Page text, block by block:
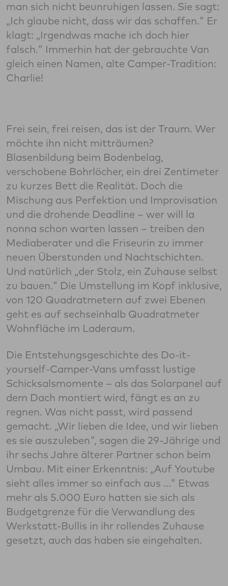
man sich nicht beunruhigen lassen. Sie sagt:
„Ich glaube nicht, dass wir das schaffen." Er
klagt: „Irgendwas mache ich doch hier
falsch." Immerhin hat der gebrauchte Van
gleich einen Namen, alte Camper-Tradition:
Charlie!
Frei sein, frei reisen, das ist der Traum. Wer
möchte ihn nicht mitträumen?
Blasenbildung beim Bodenbelag,
verschobene Bohrlöcher, ein drei Zentimeter
zu kurzes Bett die Realität. Doch die
Mischung aus Perfektion und Improvisation
und die drohende Deadline – wer will la
nonna schon warten lassen – treiben den
Mediaberater und die Friseurin zu immer
neuen Überstunden und Nachtschichten.
Und natürlich „der Stolz, ein Zuhause selbst
zu bauen." Die Umstellung im Kopf inklusive,
von 120 Quadratmetern auf zwei Ebenen
geht es auf sechseinhalb Quadratmeter
Wohnfläche im Laderaum.
Die Entstehungsgeschichte des Do-it-
yourself-Camper-Vans umfasst lustige
Schicksalsmomente – als das Solarpanel auf
dem Dach montiert wird, fängt es an zu
regnen. Was nicht passt, wird passend
gemacht. „Wir lieben die Idee, und wir lieben
es sie auszuleben", sagen die 29-Jährige und
ihr sechs ­­­­­­­Jahre älterer Partner schon beim
Umbau. Mit einer Erkenntnis: „Auf Youtube
sieht alles immer so einfach aus ..." Etwas
mehr als 5.000 Euro hatten sie sich als
Budgetgrenze für die Verwandlung des
Werkstatt-Bullis in ihr rollendes Zuhause
gesetzt, auch das haben sie eingehalten.